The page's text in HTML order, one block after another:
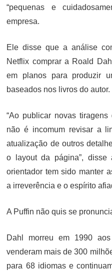
“pequenas e
empresa.
Ele disse que a análise
Netflix comprar a Roald
em planos para produzir
baseados nos livros do autor.
“Ao publicar novas
não é incomum revisar a
atualização de outros
o layout da página”, disse
orientador tem sido manter
a irreverência e o espírito
A Puffin não quis se
Dahl morreu em 1990
venderam mais de 300
para 68 idiomas e